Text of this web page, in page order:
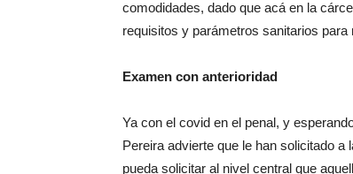
comodidades, dado que acá en la
requisitos y parámetros sanitarios
Examen con anterioridad
Ya con el covid en el penal, y
Pereira advierte que le han solicitado
pueda solicitar al nivel central que